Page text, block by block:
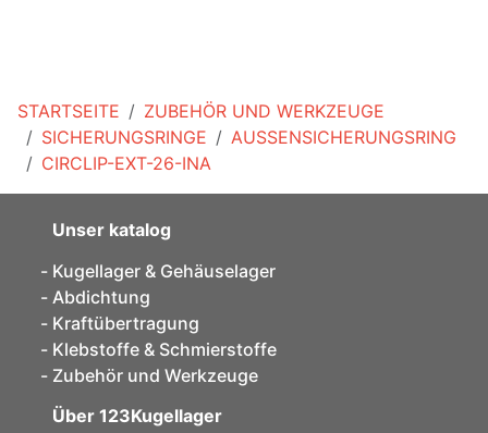
STARTSEITE
ZUBEHÖR UND WERKZEUGE
SICHERUNGSRINGE
AUSSENSICHERUNGSRING
CIRCLIP-EXT-26-INA
Unser katalog
Kugellager & Gehäuselager
Abdichtung
Kraftübertragung
Klebstoffe & Schmierstoffe
Zubehör und Werkzeuge
Über 123Kugellager